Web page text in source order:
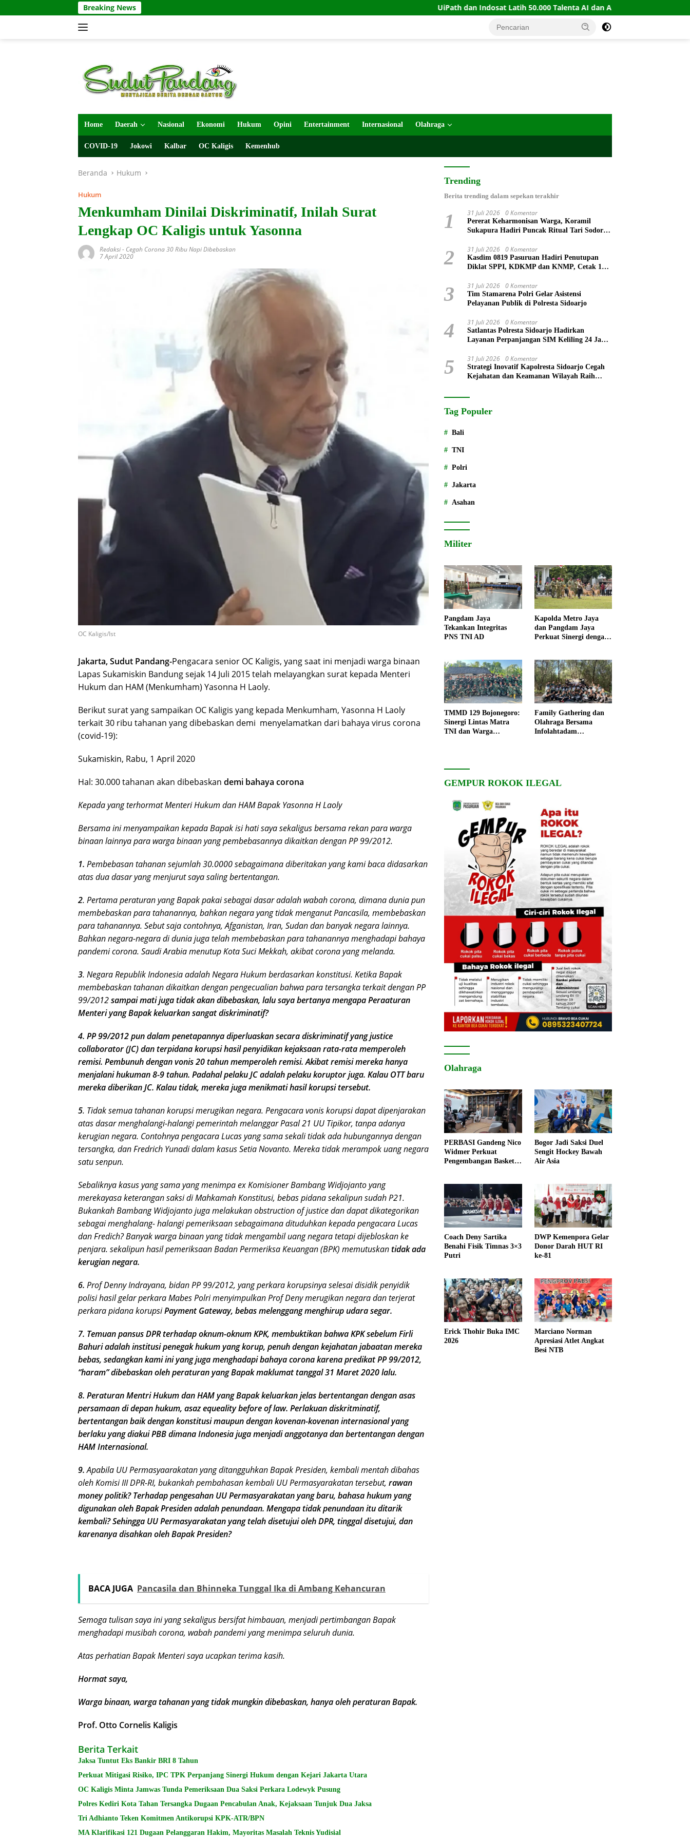
ke
Breaking News UiPath dan Indosat Latih 50.000 Talenta AI dan Automation
Home Daerah Nasional Ekonomi Hukum Opini Entertainment Internasional Olahraga
COVID-19 Jokowi Kalbar OC Kaligis Kemenhub
Beranda Hukum
Hukum
Menkumham Dinilai Diskriminatif, Inilah Surat
Lengkap OC Kaligis untuk Yasonna
Redaksi- Cegah Corona 30 Ribu Napi Dibebaskan
7 April 2020
OC Kaligis/Ist
Jakarta, Sudut Pandang-Pengacara senior OC Kaligis, yang saat ini menjadi warga binaan
Lapas Sukamiskin Bandung sejak 14 Juli 2015 telah melayangkan surat kepada Menteri
Hukum dan HAM (Menkumham) Yasonna H Laoly.
Berikut surat yang sampaikan OC Kaligis yang kepada Menkumham, Yasonna H Laoly
terkait 30 ribu tahanan yang dibebaskan demi menyelamatkan dari bahaya virus corona
(covid-19):
Sukamiskin, Rabu, 1 April 2020
Hal: 30.000 tahanan akan dibebaskan demi bahaya corona
Kepada yang terhormat Menteri Hukum dan HAM Bapak Yasonna H Laoly
Bersama ini menyampaikan kepada Bapak isi hati saya sekaligus bersama rekan para warga
binaan lainnya para warga binaan yang pembebasannya dikaitkan dengan PP 99/2012.
1. Pembebasan tahanan sejumlah 30.0000 sebagaimana diberitakan yang kami baca didasarkan
atas dua dasar yang menjurut saya saling bertentangan.
2. Pertama peraturan yang Bapak pakai sebagai dasar adalah wabah corona, dimana dunia pun
membebaskan para tahanannya, bahkan negara yang tidak menganut Pancasila, membebaskan
para tahanannya. Sebut saja contohnya, Afganistan, Iran, Sudan dan banyak negara lainnya.
Bahkan negara-negara di dunia juga telah membebaskan para tahanannya menghadapi bahaya
pandemi corona. Saudi Arabia menutup Kota Suci Mekkah, akibat corona yang melanda.
3. Negara Republik Indonesia adalah Negara Hukum berdasarkan konstitusi. Ketika Bapak
membebaskan tahanan dikaitkan dengan pengecualian bahwa para tersangka terkait dengan PP
99/2012sampai mati juga tidak akan dibebaskan, lalu saya bertanya mengapa Peraaturan
Menteri yang Bapak keluarkan sangat diskriminatif?
4. PP 99/2012 pun dalam penetapannya diperluaskan secara diskriminatif yang justice
collaborator (JC) dan terpidana korupsi hasil penyidikan kejaksaan rata-rata memperoleh
remisi. Pembunuh dengan vonis 20 tahun memperoleh remisi. Akibat remisi mereka hanya
menjalani hukuman 8-9 tahun. Padahal pelaku JC adalah pelaku koruptor juga. Kalau OTT baru
mereka diberikan JC. Kalau tidak, mereka juga menikmati hasil korupsi tersebut.
5. Tidak semua tahanan korupsi merugikan negara. Pengacara vonis korupsi dapat dipenjarakan
atas dasar menghalangi-halangi pemerintah melanggar Pasal 21 UU Tipikor, tanpa adanya
kerugian negara. Contohnya pengacara Lucas yang sama sekali tidak ada hubungannya dengan
tersangka, dan Fredrich Yunadi dalam kasus Setia Novanto. Mereka tidak merampok uang negara
satu senpun.
Sebaliknya kasus yang sama yang menimpa ex Komisioner Bambang Widjojanto yang
merekayasa keterangan saksi di Mahkamah Konstitusi, bebas pidana sekalipun sudah P21.
Bukankah Bambang Widjojanto juga melakukan obstruction of justice dan dapat dikategorikan
sebagai menghalang- halangi pemeriksaan sebagaimana dituduhkan kepada pengacara Lucas
dan Fredich? Banyak warga binaan yang tidak mengambil uang negara tetapi dijebloskan ke
penjara. sekalipun hasil pemeriksaan Badan Permeriksa Keuangan (BPK) memutuskantidak ada
kerugian negara.
6. Prof Denny Indrayana, bidan PP 99/2012, yang perkara korupsinya selesai disidik penyidik
polisi hasil gelar perkara Mabes Polri menyimpulkan Prof Deny merugikan negara dan terjerat
perkara pidana korupsiPayment Gateway, bebas melenggang menghirup udara segar.
7. Temuan pansus DPR terhadap oknum-oknum KPK, membuktikan bahwa KPK sebelum Firli
Bahuri adalah institusi penegak hukum yang korup, penuh dengan kejahatan jabaatan mereka
bebas, sedangkan kami ini yang juga menghadapi bahaya corona karena predikat PP 99/2012,
“haram” dibebaskan oleh peraturan yang Bapak maklumat tanggal 31 Maret 2020 lalu.
8. Peraturan Mentri Hukum dan HAM yang Bapak keluarkan jelas bertentangan dengan asas
persamaan di depan hukum, asaz equeality before of law. Perlakuan diskritminatif,
bertentangan baik dengan konstitusi maupun dengan kovenan-kovenan internasional yang
berlaku yang diakui PBB dimana Indonesia juga menjadi anggotanya dan bertentangan dengan
HAM Internasional.
9.Apabila UU Permasyaarakatan yang ditangguhkan Bapak Presiden, kembali mentah dibahas
oleh Komisi III DPR-RI, bukankah pembahasan kembali UU Permasyarakatan tersebut, rawan
money politik?Terhadap pengesahan UU Permasyarakatan yang baru, bahasa hukum yang
digunakan oleh Bapak Presiden adalah penundaan. Mengapa tidak penundaan itu ditarik
kembali? Sehingga UU Permasyarakatan yang telah disetujui oleh DPR, tinggal disetujui, dan
karenanya disahkan oleh Bapak Presiden?
BACA JUGA Pancasila dan Bhinneka Tunggal Ika di Ambang Kehancuran
Semoga tulisan saya ini yang sekaligus bersifat himbauan, menjadi pertimbangan Bapak
menghadapi musibah corona, wabah pandemi yang menimpa seluruh dunia.
Atas perhatian Bapak Menteri saya ucapkan terima kasih.
Hormat saya,
Warga binaan, warga tahanan yang tidak mungkin dibebaskan, hanya oleh peraturan Bapak.
Prof. Otto Cornelis Kaligis
Berita Terkait
Jaksa Tuntut Eks Bankir BRI 8 Tahun
Perkuat Mitigasi Risiko, IPC TPK Perpanjang Sinergi Hukum dengan Kejari Jakarta Utara
OC Kaligis Minta Jamwas Tunda Pemeriksaan Dua Saksi Perkara Lodewyk Pusung
Polres Kediri Kota Tahan Tersangka Dugaan Pencabulan Anak, Kejaksaan Tunjuk Dua Jaksa
Tri Adhianto Teken Komitmen Antikorupsi KPK-ATR/BPN
MA Klarifikasi 121 Dugaan Pelanggaran Hakim, Mayoritas Masalah Teknis Yudisial
Trending
Berita trending dalam sepekan terakhir
1 31 Juli 2026 0 Komentar
Pererat Keharmonisan Warga, Koramil
Sukapura Hadiri Puncak Ritual Tari Sodoran
2 31 Juli 2026 0 Komentar
Kasdim 0819 Pasuruan Hadiri Penutupan
Diklat SPPI, KDKMP dan KNMP, Cetak 172
3 31 Juli 2026 0 Komentar
Tim Stamarena Polri Gelar Asistensi
Pelayanan Publik di Polresta Sidoarjo
4 31 Juli 2026 0 Komentar
Satlantas Polresta Sidoarjo Hadirkan
Layanan Perpanjangan SIM Keliling 24 Jam
5 31 Juli 2026 0 Komentar
Strategi Inovatif Kapolresta Sidoarjo Cegah
Kejahatan dan Keamanan Wilayah Raih
Tag Populer
Bali
TNI
Polri
Jakarta
Asahan
Militer
Pangdam Jaya
Tekankan Integritas
PNS TNI AD
Kapolda Metro Jaya
dan Pangdam Jaya
Perkuat Sinergi dengan
TMMD 129 Bojonegoro:
Sinergi Lintas Matra
TNI dan Warga
Family Gathering dan
Olahraga Bersama
Infolahtadam
GEMPUR ROKOK ILEGAL
Olahraga
PERBASI Gandeng Nico
Widmer Perkuat
Pengembangan Basket
Bogor Jadi Saksi Duel
Sengit Hockey Bawah
Air Asia
Coach Deny Sartika
Benahi Fisik Timnas 3×3
Putri
DWP Kemenpora Gelar
Donor Darah HUT RI
ke-81
Erick Thohir Buka IMC
2026
Marciano Norman
Apresiasi Atlet Angkat
Besi NTB